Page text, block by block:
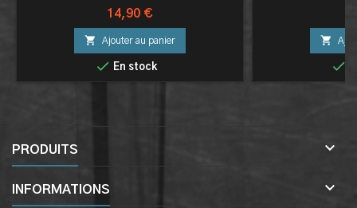
Prix
14,90 €
 Ajouter au panier
 En stock


PRODUITS 
INFORMATIONS 